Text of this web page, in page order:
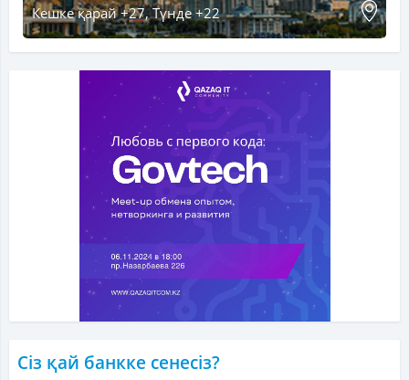
Кешке қарай +27, Түнде +22
Сіз қай банкке сенесіз?